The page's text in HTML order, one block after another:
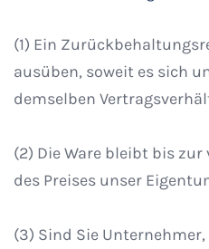
(1) Ein
ausüben, soweit es sich
demselben
(2) Die Ware bleibt bis
des Preises unser
(3) Sind Sie Unternehmer,